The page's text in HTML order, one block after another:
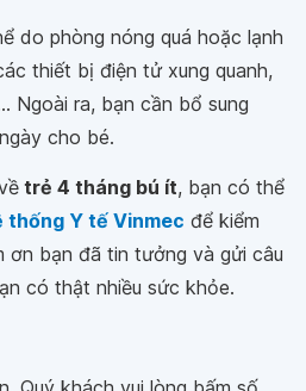
do phòng nóng quá hoặc lạnh
thiết bị điện tử xung quanh,
Ngoài ra, bạn cần bổ sung
cho bé.
trẻ 4 tháng bú ít, bạn có thể
thống Y tế Vinmec để kiểm
ơn bạn đã tin tưởng và gửi câu
có thật nhiều sức khỏe.